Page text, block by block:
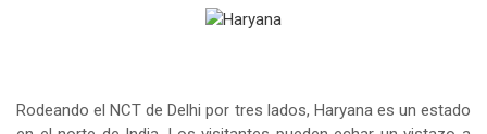
Rodeando el NCT de Delhi por tres lados, Haryana es un estado